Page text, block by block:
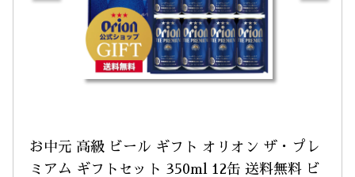
お中元 高級 ビール ギフト オリオン ザ・プレ
ミアム ギフトセット 350ml 12缶 送料無料 ビ